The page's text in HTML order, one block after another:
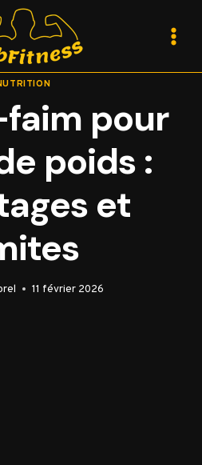
pour
poids :
et
11 février 2026